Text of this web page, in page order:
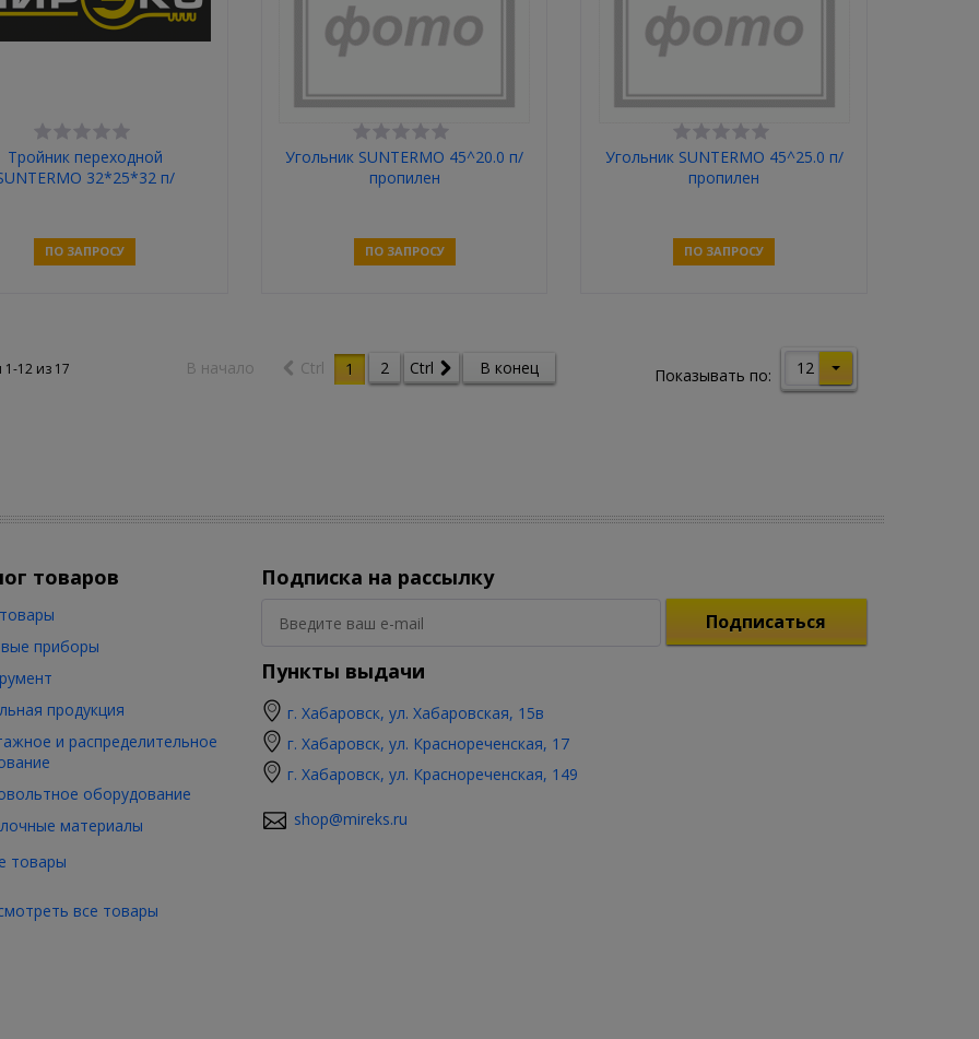
Тройник переходной
32*25*32 п/
ПО ЗАПРОСУ
Угольник SUNTERMO 45^20.0 п/
пропилен
ПО ЗАПРОСУ
Угольник SUNTERMO 45^25.0 п/
пропилен
ПО ЗАПРОСУ
Показывать по: 12
12 из 17 В начало Ctrl 1 2 Ctrl В конец
товаров
товары
приборы
продукция
и распределительное
оборудование
материалы
все товары
Подписка на рассылку
Подписаться
Пункты выдачи
г. Хабаровск, ул. Хабаровская, 15в
г. Хабаровск, ул. Краснореченская, 17
г. Хабаровск, ул. Краснореченская, 149
shop@mireks.ru